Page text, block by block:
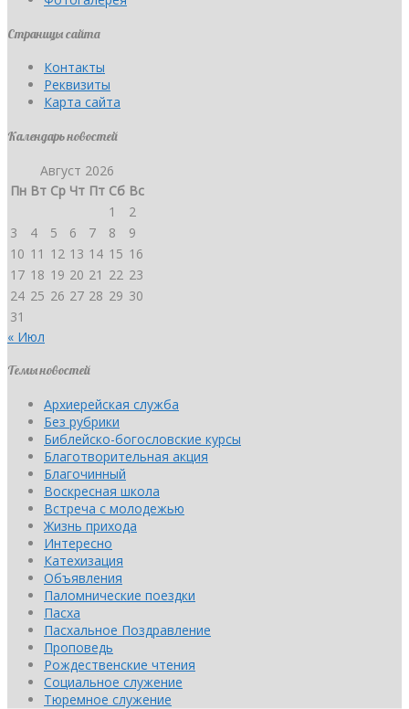
Страницы сайта
Контакты
Реквизиты
Карта сайта
Календарь новостей
Август 2026
Пн Вт Ср Чт Пт Сб Вс
1
2
3
4 5 6 7 8
9
10 11 12 13 14 15 16
17 18 19 20 21 22 23
24 25 26 27 28 29 30
31
« Июл
Темы новостей
Архиерейская служба
Без рубрики
Библейско-богословские курсы
Благотворительная акция
Благочинный
Воскресная школа
Встреча с молодежью
Жизнь прихода
Интересно
Катехизация
Объявления
Паломнические поездки
Пасха
Пасхальное Поздравление
Проповедь
Рождественские чтения
Социальное служение
Тюремное служение